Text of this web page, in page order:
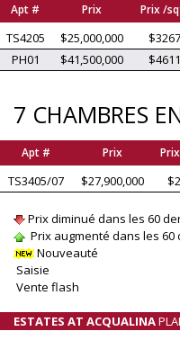
Apt # Prix Prix /
TS4205 $25,000,000 $3267
PH01
$41,500,000 $4611
7 CHAMBRES
Apt # Prix
TS3405/07 $27,900,000
Prix diminué dans les 60
Prix augmenté dans les
Nouveauté
Saisie
Vente flash
ESTATES AT ACQUALINA